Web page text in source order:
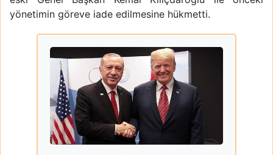
yönetimin göreve iade edilmesine hükmetti.